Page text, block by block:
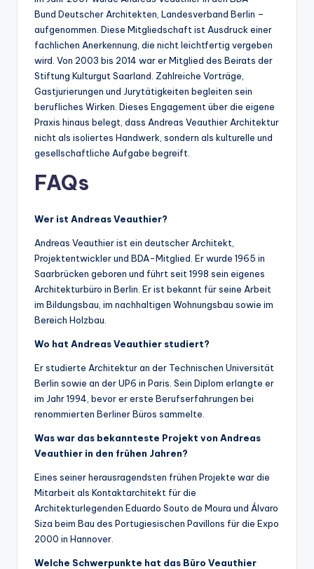
Bund Deutscher Architekten, Landesverband Berlin –
aufgenommen. Diese Mitgliedschaft ist Ausdruck einer
fachlichen Anerkennung, die nicht leichtfertig vergeben
wird. Von 2003 bis 2014 war er Mitglied des Beirats der
Stiftung Kulturgut Saarland. Zahlreiche Vorträge,
Gastjurierungen und Jurytätigkeiten begleiten sein
berufliches Wirken. Dieses Engagement über die eigene
Praxis hinaus belegt, dass Andreas Veauthier Architektur
nicht als isoliertes Handwerk, sondern als kulturelle und
gesellschaftliche Aufgabe begreift.
FAQs
Wer ist Andreas Veauthier?
Andreas Veauthier ist ein deutscher Architekt,
Projektentwickler und BDA-Mitglied. Er wurde 1965 in
Saarbrücken geboren und führt seit 1998 sein eigenes
Architekturbüro in Berlin. Er ist bekannt für seine Arbeit
im Bildungsbau, im nachhaltigen Wohnungsbau sowie im
Bereich Holzbau.
Wo hat Andreas Veauthier studiert?
Er studierte Architektur an der Technischen Universität
Berlin sowie an der UP6 in Paris. Sein Diplom erlangte er
im Jahr 1994, bevor er erste Berufserfahrungen bei
renommierten Berliner Büros sammelte.
Was war das bekannteste Projekt von Andreas
Veauthier in den frühen Jahren?
Eines seiner herausragendsten frühen Projekte war die
Mitarbeit als Kontaktarchitekt für die
Architekturlegenden Eduardo Souto de Moura und Álvaro
Siza beim Bau des Portugiesischen Pavillons für die Expo
2000 in Hannover.
Welche Schwerpunkte hat das Büro Veauthier